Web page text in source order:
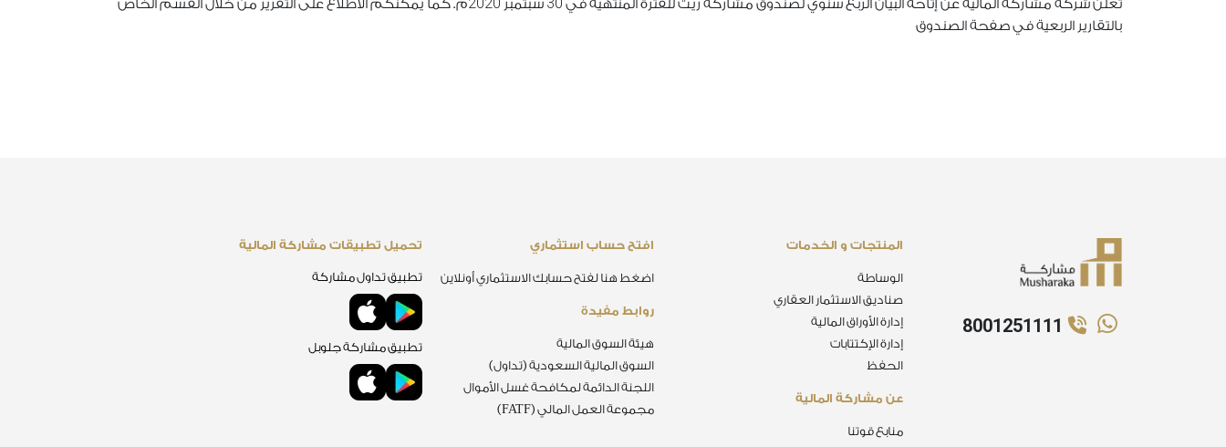
تعلن شركة مشاركة المالية عن إتاحة البيان الربع سنوي لصندوق مشاركة ريت للفترة المنتهية في سبتمبر
م. كما يمكنكم الاطلاع على التقرير من خلال القسم الخاص
بالتقارير الربعية في صفحة الصندوق
8001251111
المنتجات و الخدمات
الوساطة
صناديق الاستثمار العقاري
إدارة الأوراق المالية
إدارة الإكتتابات
الحفظ
عن مشاركة المالية
منابع قوتنا
افتح حساب استثماري
اضغط هنا لفتح حسابك الاستثماري أونلاين
روابط مفيدة
هيئة السوق المالية
السوق المالية السعودية (تداول)
اللجنة الدائمة لمكافحة غسل الأموال
مجموعة العمل المالي (FATF)
تحميل تطبيقات مشاركة المالية
تطبيق تداول مشاركة
تطبيق مشاركة جلوبل